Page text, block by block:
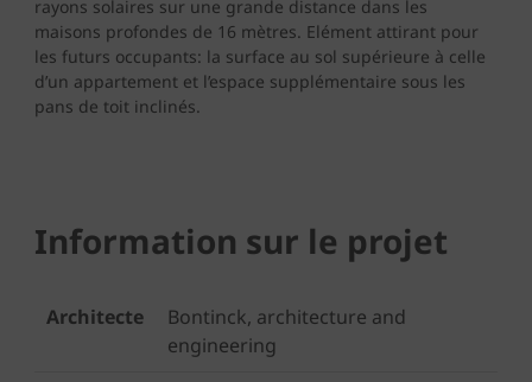
rayons solaires sur une grande distance dans les
maisons profondes de 16 mètres. Elément attirant pour
les futurs occupants: la surface au sol supérieure à celle
d’un appartement et l’espace supplémentaire sous les
pans de toit inclinés.
Information sur le projet
Architecte
Bontinck, architecture and
engineering